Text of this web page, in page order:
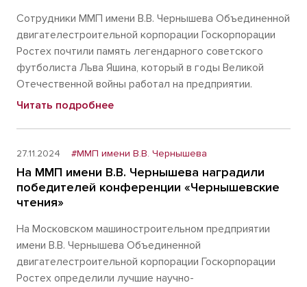
Сотрудники ММП имени В.В. Чернышева Объединенной
двигателестроительной корпорации Госкорпорации
Ростех почтили память легендарного советского
футболиста Льва Яшина, который в годы Великой
Отечественной войны работал на предприятии.
Читать подробнее
27.11.2024 #ММП имени В.В. Чернышева
На ММП имени В.В. Чернышева наградили
победителей конференции «Чернышевские
чтения»
На Московском машиностроительном предприятии
имени В.В. Чернышева Объединенной
двигателестроительной корпорации Госкорпорации
Ростех определили лучшие научно-